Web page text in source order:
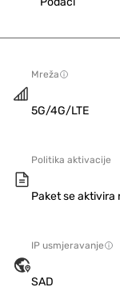
Mreža
5G/4G/LTE
Politika aktivacije
Paket se aktivira
IP usmjeravanje
SAD